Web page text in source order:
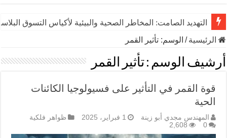
التهديد الصامت: المخاطر الصحية والبيئية لأكياس التسوق
الرئيسية/ الوسم: تأثير القمر
أرشيف الوسم :تأثير القمر
قوة القمر في التأثير على فسيولوجيا الكائنات
الحية
المهندس مجدي أبو زينة 1 فبراير، 2025
ظواهر فلكية
0
2,608